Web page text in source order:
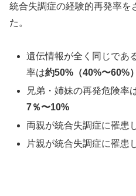
統合失調症の経験的再発率を
た。
遺伝情報が全く同じであ
率は約50%（40%〜60%）
兄弟・姉妹の再発危険率
7％〜10%
両親が統合失調症に罹患
片親が統合失調症に罹患